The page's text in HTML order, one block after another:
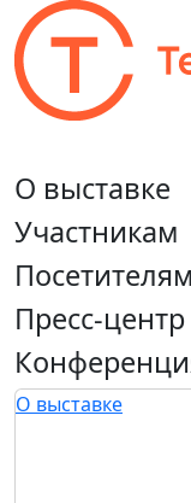
О выставке
Участникам
Посетителям
Пресс-центр
О выставке